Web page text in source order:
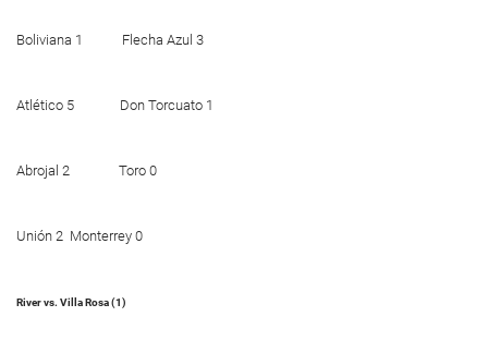
Boliviana 1 Flecha Azul 3
Atlético 5 Don Torcuato 1
Abrojal 2 Toro 0
Unión 2 Monterrey 0
River vs. Villa Rosa (1)